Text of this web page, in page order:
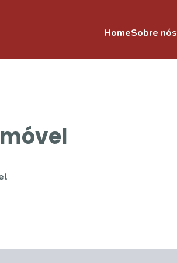
HomeSobre nós